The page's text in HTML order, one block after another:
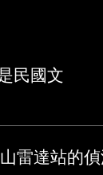
民國文
雷達站的